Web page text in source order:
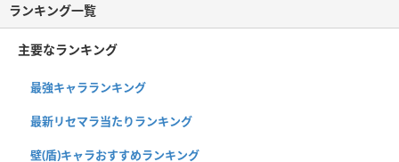
ランキング一覧
主要なランキング
最強キャラランキング
最新リセマラ当たりランキング
壁(盾)キャラおすすめランキング